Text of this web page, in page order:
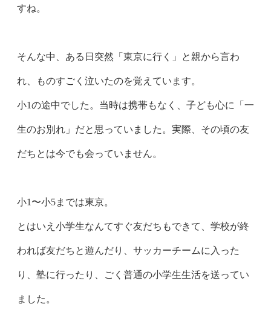
すね。
そんな中、ある日突然「東京に行く」と親から言わ
れ、ものすごく泣いたのを覚えています。
小1の途中でした。当時は携帯もなく、子ども心に「一
生のお別れ」だと思っていました。実際、その頃の友
だちとは今でも会っていません。
小1〜小5までは東京。
とはいえ小学生なんてすぐ友だちもできて、学校が終
われば友だちと遊んだり、サッカーチームに入った
り、塾に行ったり、ごく普通の小学生生活を送ってい
ました。